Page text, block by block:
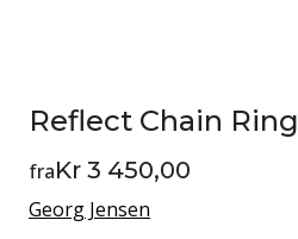
Reflect Chain Ring
fraKr 3 450,00
Georg Jensen